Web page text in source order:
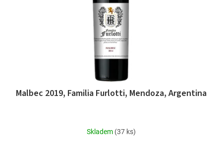
Malbec 2019, Familia Furlotti, Mendoza, Argentina
Průměrné
Skladem (37 ks)